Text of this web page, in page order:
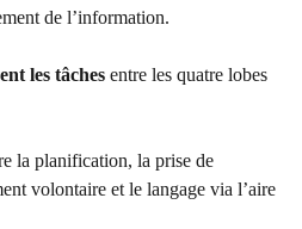
de l’information.
les tâches entre les quatre lobes
la planification, la prise de
volontaire et le langage via l’aire